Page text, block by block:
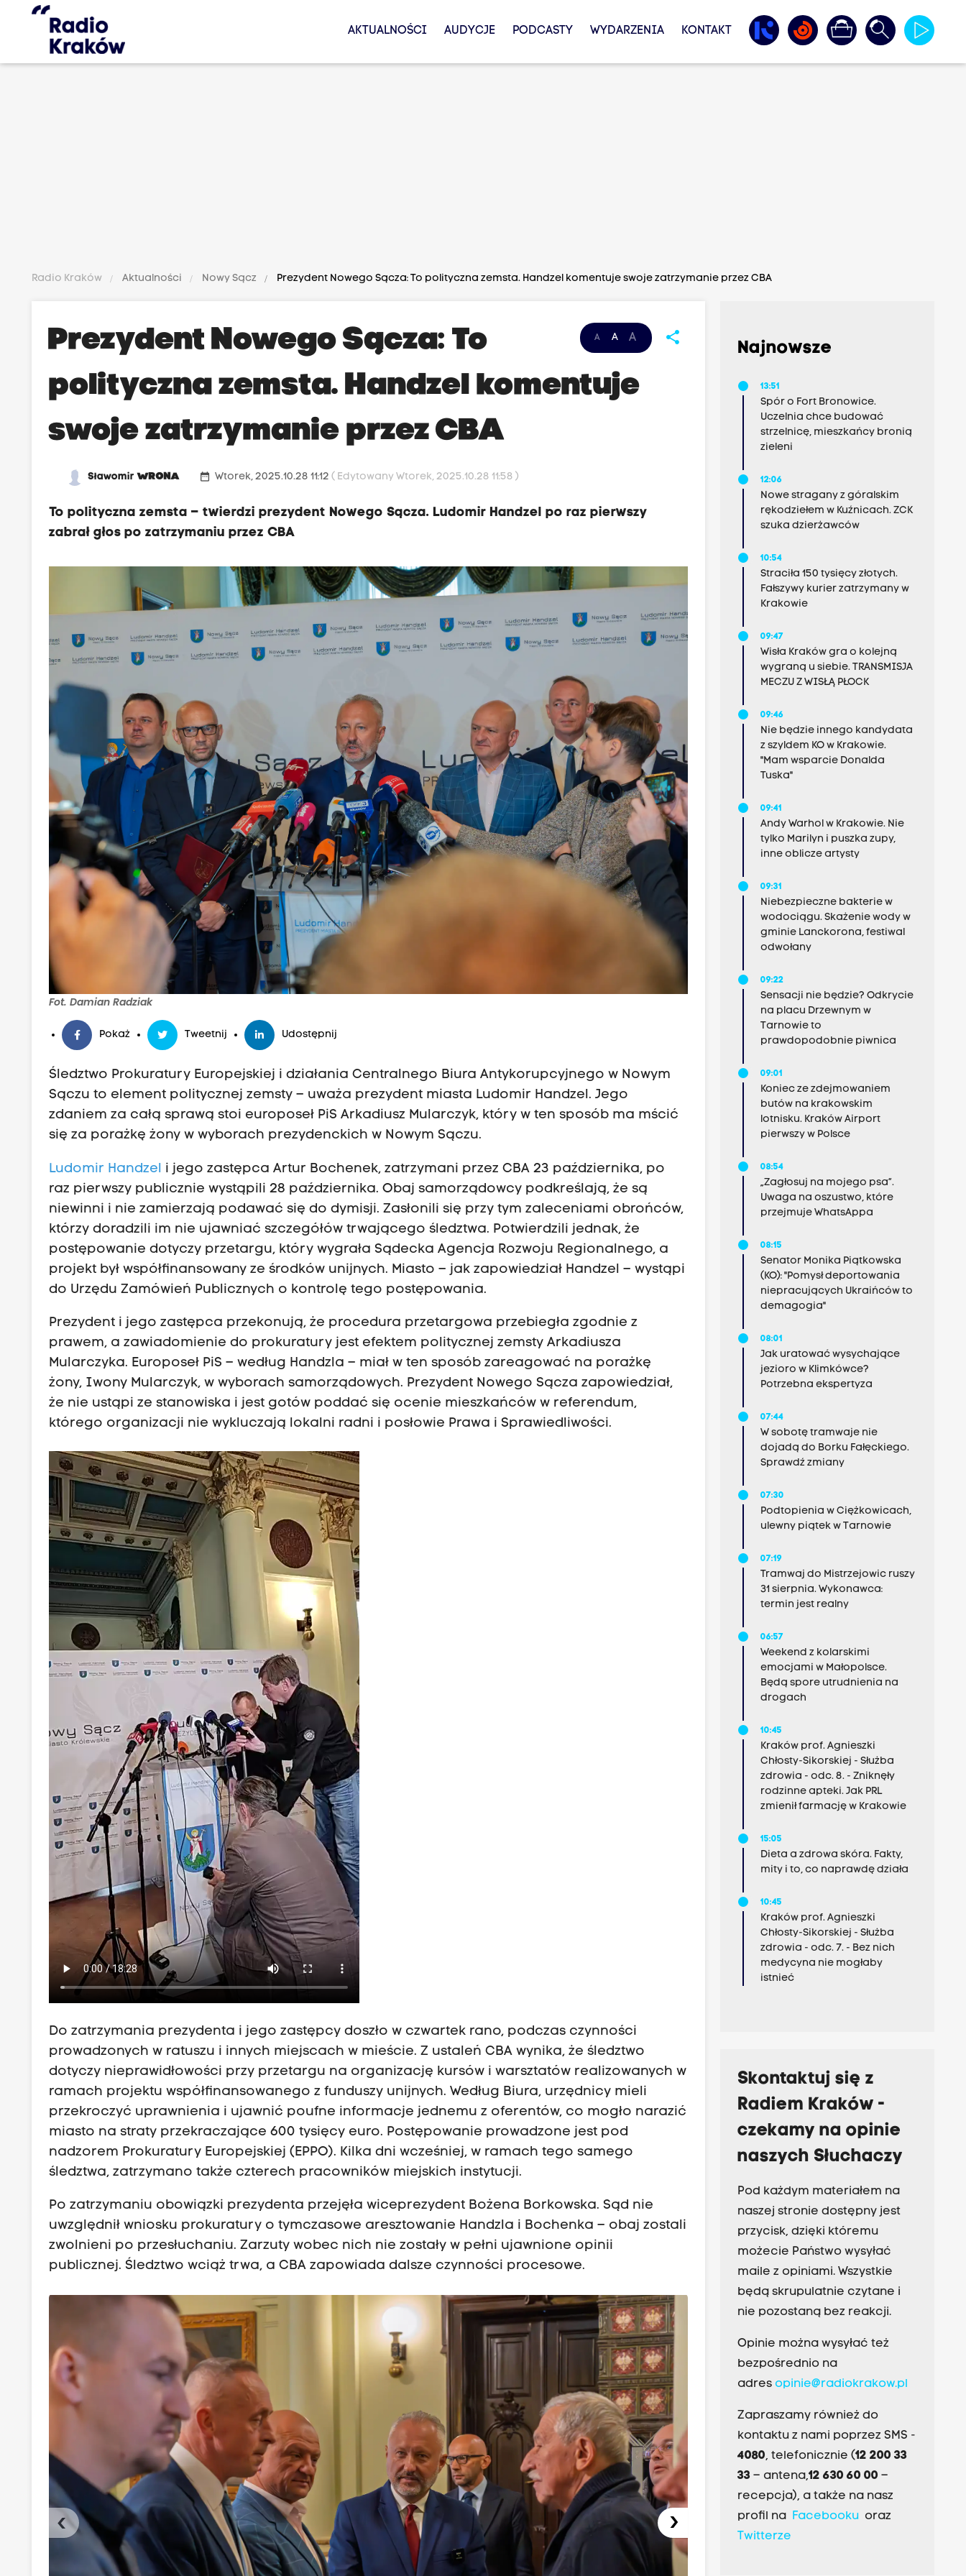
AKTUALNOŚCI AUDYCJE PODCASTY WYDARZENIA KONTAKT
Radio Kraków Aktualności Nowy Sącz Prezydent Nowego Sącza: To polityczna zemsta. Handzel komentuje swoje zatrzymanie przez CBA
A A A share
Prezydent Nowego Sącza: To
polityczna zemsta. Handzel komentuje
swoje zatrzymanie przez CBA
SławomirWRONA date_range Wtorek, 2025.10.28 11:12( Edytowany Wtorek, 2025.10.28 11:58 )
To polityczna zemsta – twierdzi prezydent Nowego Sącza. Ludomir Handzel po raz pierwszy
zabrał głos po zatrzymaniu przez CBA
Fot. Damian Radziak
Pokaż Tweetnij Udostępnij
Śledztwo Prokuratury Europejskiej i działania Centralnego Biura Antykorupcyjnego w Nowym
Sączu to element politycznej zemsty – uważa prezydent miasta Ludomir Handzel. Jego
zdaniem za całą sprawą stoi europoseł PiS Arkadiusz Mularczyk, który w ten sposób ma mścić
się za porażkę żony w wyborach prezydenckich w Nowym Sączu.
Ludomir Handzel
i jego zastępca Artur Bochenek, zatrzymani przez CBA 23 października, po
raz pierwszy publicznie wystąpili 28 października. Obaj samorządowcy podkreślają, że są
niewinni i nie zamierzają podawać się do dymisji. Zasłonili się przy tym zaleceniami obrońców,
którzy doradzili im nie ujawniać szczegółów trwającego śledztwa. Potwierdzili jednak, że
postępowanie dotyczy przetargu, który wygrała Sądecka Agencja Rozwoju Regionalnego, a
projekt był współfinansowany ze środków unijnych. Miasto – jak zapowiedział Handzel – wystąpi
do Urzędu Zamówień Publicznych o kontrolę tego postępowania.
Prezydent i jego zastępca przekonują, że procedura przetargowa przebiegła zgodnie z
prawem, a zawiadomienie do prokuratury jest efektem politycznej zemsty Arkadiusza
Mularczyka. Europoseł PiS – według Handzla – miał w ten sposób zareagować na porażkę
żony, Iwony Mularczyk, w wyborach samorządowych. Prezydent Nowego Sącza zapowiedział,
że nie ustąpi ze stanowiska i jest gotów poddać się ocenie mieszkańców w referendum,
którego organizacji nie wykluczają lokalni radni i posłowie Prawa i Sprawiedliwości.
Do zatrzymania prezydenta i jego zastępcy doszło w czwartek rano, podczas czynności
prowadzonych w ratuszu i innych miejscach w mieście. Z ustaleń CBA wynika, że śledztwo
dotyczy nieprawidłowości przy przetargu na organizację kursów i warsztatów realizowanych w
ramach projektu współfinansowanego z funduszy unijnych. Według Biura, urzędnicy mieli
przekroczyć uprawnienia i ujawnić poufne informacje jednemu z oferentów, co mogło narazić
miasto na straty przekraczające 600 tysięcy euro. Postępowanie prowadzone jest pod
nadzorem Prokuratury Europejskiej (EPPO). Kilka dni wcześniej, w ramach tego samego
śledztwa, zatrzymano także czterech pracowników miejskich instytucji.
Po zatrzymaniu obowiązki prezydenta przejęła wiceprezydent Bożena Borkowska. Sąd nie
uwzględnił wniosku prokuratury o tymczasowe aresztowanie Handzla i Bochenka – obaj zostali
zwolnieni po przesłuchaniu. Zarzuty wobec nich nie zostały w pełni ujawnione opinii
publicznej. Śledztwo wciąż trwa, a CBA zapowiada dalsze czynności procesowe.
‹ ›
Najnowsze
13:51
Spór o Fort Bronowice.
Uczelnia chce budować
strzelnicę, mieszkańcy bronią
zieleni
12:06
Nowe stragany z góralskim
rękodziełem w Kuźnicach. ZCK
szuka dzierżawców
10:54
Straciła 150 tysięcy złotych.
Fałszywy kurier zatrzymany w
Krakowie
09:47
Wisła Kraków gra o kolejną
wygraną u siebie. TRANSMISJA
MECZU Z WISŁĄ PŁOCK
09:46
Nie będzie innego kandydata
z szyldem KO w Krakowie.
"Mam wsparcie Donalda
Tuska"
09:41
Andy Warhol w Krakowie. Nie
tylko Marilyn i puszka zupy,
inne oblicze artysty
09:31
Niebezpieczne bakterie w
wodociągu. Skażenie wody w
gminie Lanckorona, festiwal
odwołany
09:22
Sensacji nie będzie? Odkrycie
na placu Drzewnym w
Tarnowie to
prawdopodobnie piwnica
09:01
Koniec ze zdejmowaniem
butów na krakowskim
lotnisku. Kraków Airport
pierwszy w Polsce
08:54
„Zagłosuj na mojego psa”.
Uwaga na oszustwo, które
przejmuje WhatsAppa
08:15
Senator Monika Piątkowska
(KO): "Pomysł deportowania
niepracujących Ukraińców to
demagogia"
08:01
Jak uratować wysychające
jezioro w Klimkówce?
Potrzebna ekspertyza
07:44
W sobotę tramwaje nie
dojadą do Borku Fałęckiego.
Sprawdź zmiany
07:30
Podtopienia w Ciężkowicach,
ulewny piątek w Tarnowie
07:19
Tramwaj do Mistrzejowic ruszy
31 sierpnia. Wykonawca:
termin jest realny
06:57
Weekend z kolarskimi
emocjami w Małopolsce.
Będą spore utrudnienia na
drogach
10:45
Kraków prof. Agnieszki
Chłosty-Sikorskiej - Służba
zdrowia - odc. 8. - Zniknęły
rodzinne apteki. Jak PRL
zmienił farmację w Krakowie
15:05
Dieta a zdrowa skóra. Fakty,
mity i to, co naprawdę działa
10:45
Kraków prof. Agnieszki
Chłosty-Sikorskiej - Służba
zdrowia - odc. 7. - Bez nich
medycyna nie mogłaby
istnieć
Skontaktuj się z
Radiem Kraków -
czekamy na opinie
naszych Słuchaczy
Pod każdym materiałem na
naszej stronie dostępny jest
przycisk, dzięki któremu
możecie Państwo wysyłać
maile z opiniami. Wszystkie
będą skrupulatnie czytane i
nie pozostaną bez reakcji.
Opinie można wysyłać też
bezpośrednio na
adres opinie@radiokrakow.pl
Zapraszamy również do
kontaktu z nami poprzez SMS -
4080, telefonicznie (12 200 33
33– antena,12 630 60 00 –
recepcja), a także na nasz
profil na Facebookuoraz
Twitterze